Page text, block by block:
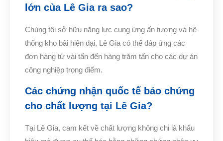
lớn của Lê Gia ra sao?
Chúng tôi sở hữu năng lực cung ứng ấn tượng và hệ
thống kho bãi hiện đại, Lê Gia có thể đáp ứng các
đơn hàng từ vài tấn đến hàng trăm tấn cho các dự án
công nghiệp trọng điểm.
Các chứng nhận quốc tế bảo chứng
cho chất lượng tại Lê Gia?
Tại Lê Gia, cam kết về chất lượng không chỉ là khẩu